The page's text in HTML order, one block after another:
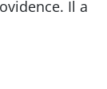
Il a